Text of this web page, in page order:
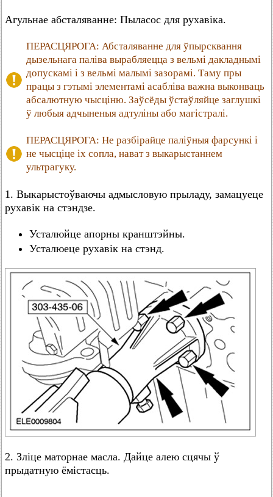
Агульнае абсталяванне: Пыласос для рухавіка.
ПЕРАСЦЯРОГА: Абсталяванне для ўпырсквання
дызельнага паліва вырабляецца з вельмі дакладнымі
допускамі і з вельмі малымі зазорамі. Таму пры
працы з гэтымі элементамі асабліва важна выконваць
абсалютную чысціню. Заўсёды ўстаўляйце заглушкі
ў любыя адчыненыя адтуліны або магістралі.
ПЕРАСЦЯРОГА: Не разбірайце паліўныя фарсункі і
не чысціце іх сопла, нават з выкарыстаннем
ультрагуку.
1. Выкарыстоўваючы адмысловую прыладу, замацуеце
рухавік на стэндзе.
Усталюйце апорны кранштэйны.
Усталюеце рухавік на стэнд.
2. Зліце маторнае масла. Дайце алею сцячы ў
прыдатную ёмістасць.